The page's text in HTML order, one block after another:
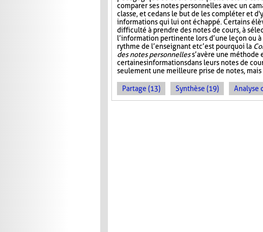
comparer ses notes personnelles avec un
classe, et ce dans le but de les compléter et
informations qui lui ont échappé. Certains
difficulté à prendre des notes de cours, à
l’information pertinente lors d’une leçon ou à
rythme de l’enseignant et c’est pourquoi la
des notes personnelless’avère une méthode
certaines informations dans leurs notes de
seulement une meilleure prise de notes,
Partage (13) Synthèse (19) Analyse